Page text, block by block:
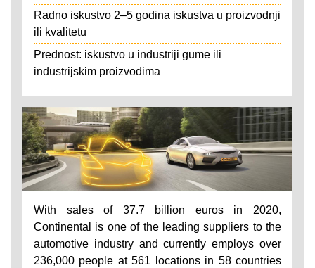
Radno iskustvo 2–5 godina iskustva u proizvodnji
ili kvalitetu
Prednost: iskustvo u industriji gume ili
industrijskim proizvodima
With sales of 37.7 billion euros in 2020,
Continental is one of the leading suppliers to the
automotive industry and currently employs over
236,000 people at 561 locations in 58 countries